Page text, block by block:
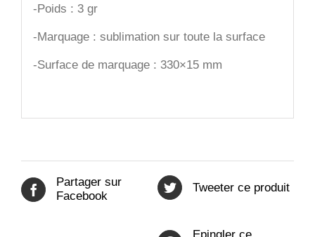
-Poids : 3 gr
-Marquage : sublimation sur toute la surface
-Surface de marquage : 330×15 mm
Partager sur
Facebook
Tweeter ce produit